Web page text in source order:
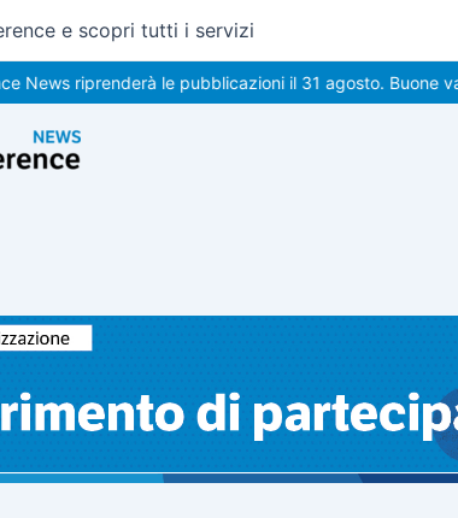
e scopri tutti i servizi
riprenderà le pubblicazioni il 31 agosto. Buone vacanze!